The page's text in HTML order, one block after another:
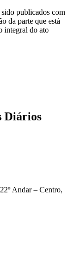
publicados com
da parte que está
integral do ato
Diários
Andar – Centro,